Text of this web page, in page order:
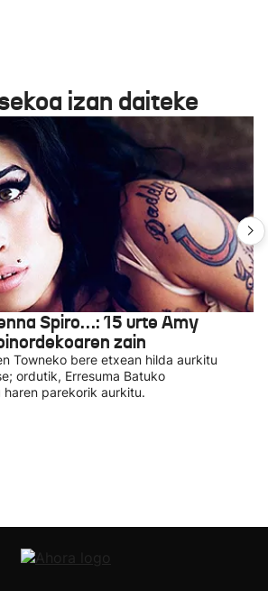
izan daiteke
Spiro…: 15 urte Amy
zain
Towneko bere etxean hilda aurkitu
ordutik, Erresuma Batuko
parekorik aurkitu.